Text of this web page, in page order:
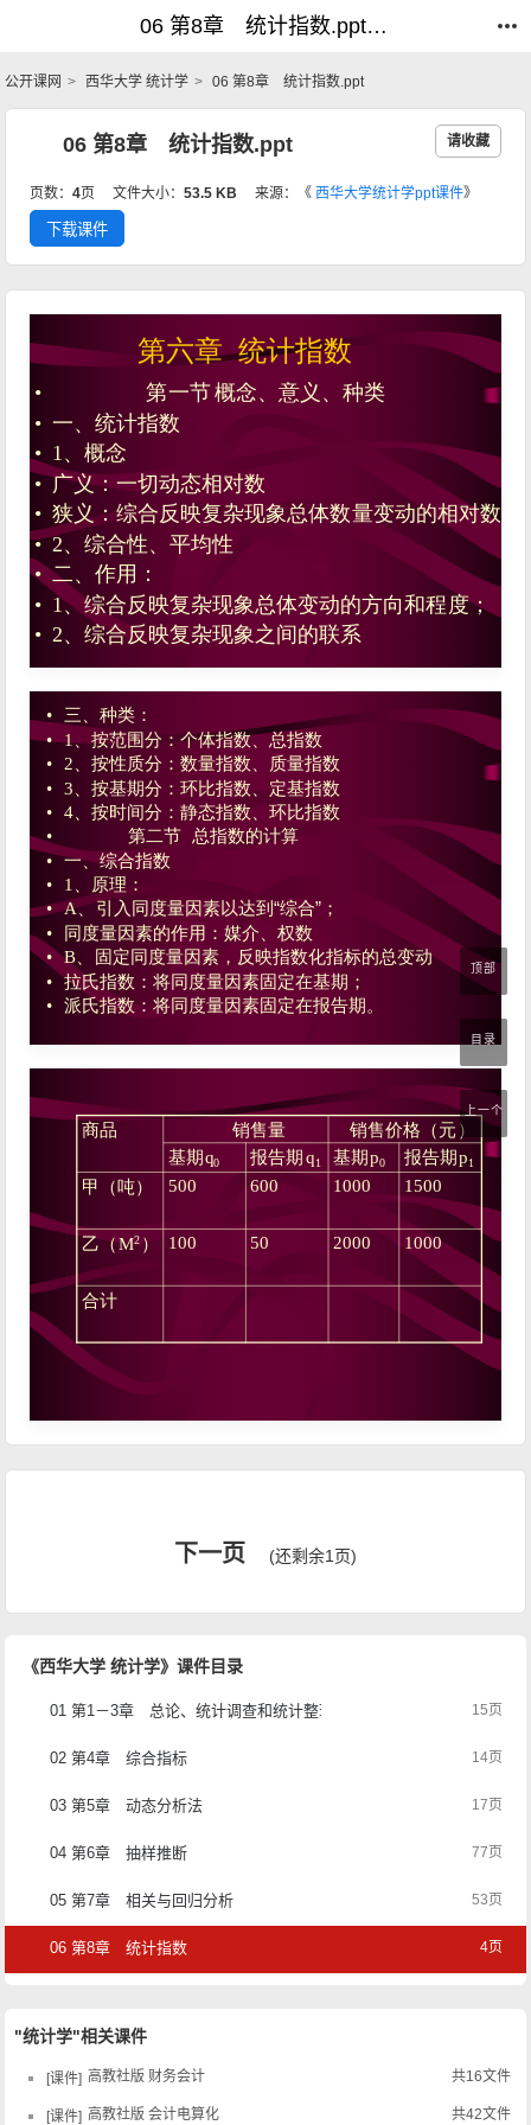
06 第8章 统计指数.ppt_统计学_公开课网
06 第8章 统计指数.ppt_统计学_公开课网
公开课网 西华大学 统计学 06 第8章 统计指数.ppt
06 第8章 统计指数.ppt 请收藏
页数：4页 文件大小：53.5 KB 来源：《 西华大学统计学ppt课件》
下载课件
下一页 (还剩余1页)
《西华大学 统计学》课件目录
01 第1－3章 总论、统计调查和统计整理 15页
02 第4章 综合指标 14页
03 第5章 动态分析法 17页
04 第6章 抽样推断 77页
05 第7章 相关与回归分析 53页
06 第8章 统计指数 4页
"统计学"相关课件
课件 高教社版 财务会计 共16文件
课件 高教社版 会计电算化 共42文件
顶部
目录
上一个